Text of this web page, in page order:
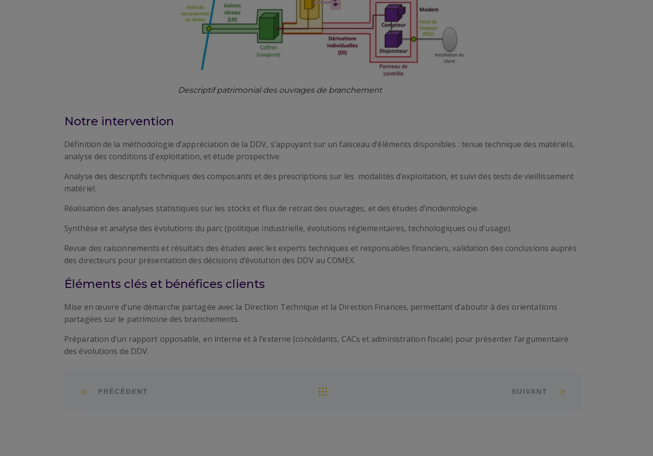
Descriptif patrimonial des ouvrages de branchement
Notre intervention
Définition de la méthodologie d’appréciation de la DDV, s’appuyant sur un faisceau d’éléments disponibles : tenue technique des matériels,
analyse des conditions d’exploitation, et étude prospective.
Analyse des descriptifs techniques des composants et des prescriptions sur les modalités d’exploitation, et suivi des tests de vieillissement
matériel.
Réalisation des analyses statistiques sur les stocks et flux de retrait des ouvrages, et des études d’incidentologie.
Synthèse et analyse des évolutions du parc (politique industrielle, évolutions réglementaires, technologiques ou d’usage).
Revue des raisonnements et résultats des études avec les experts techniques et responsables financiers, validation des conclusions auprès
des directeurs pour présentation des décisions d’évolution des DDV au COMEX.
Éléments clés et bénéfices clients
Mise en œuvre d’une démarche partagée avec la Direction Technique et la Direction Finances, permettant d’aboutir à des orientations
partagées sur le patrimoine des branchements.
Préparation d’un rapport opposable, en interne et à l’externe (concédants, CACs et administration fiscale) pour présenter l’argumentaire
des évolutions de DDV.
PRÉCÉDENT SUIVANT